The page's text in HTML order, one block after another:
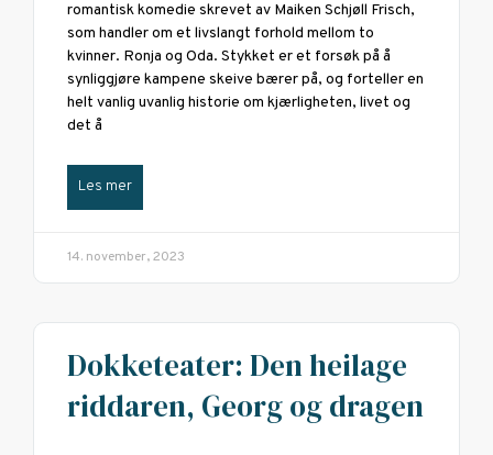
romantisk komedie skrevet av Maiken Schjøll Frisch,
som handler om et livslangt forhold mellom to
kvinner. Ronja og Oda. Stykket er et forsøk på å
synliggjøre kampene skeive bærer på, og forteller en
helt vanlig uvanlig historie om kjærligheten, livet og
det å
Les mer
14. november, 2023
Dokketeater: Den heilage
riddaren, Georg og dragen